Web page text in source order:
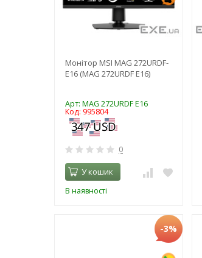
Монітор MSI MAG 272URDF-
E16 (MAG 272URDF E16)
Арт: MAG 272URDF E16
Код: 995804
0
У кошик
В наявності
-3%